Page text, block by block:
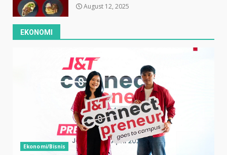
August 12, 2025
EKONOMI
Ekonomi/Bisnis